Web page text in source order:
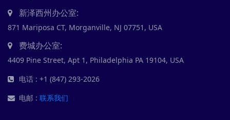
新泽西州办公室:
871 Mariposa CT, Morganville, NJ 07751, USA
费城办公室:
4409 Pine Street, Apt 1, Philadelphia PA 19104, USA
电话 : +1 (847) 293-2026
电邮 : 联系我们